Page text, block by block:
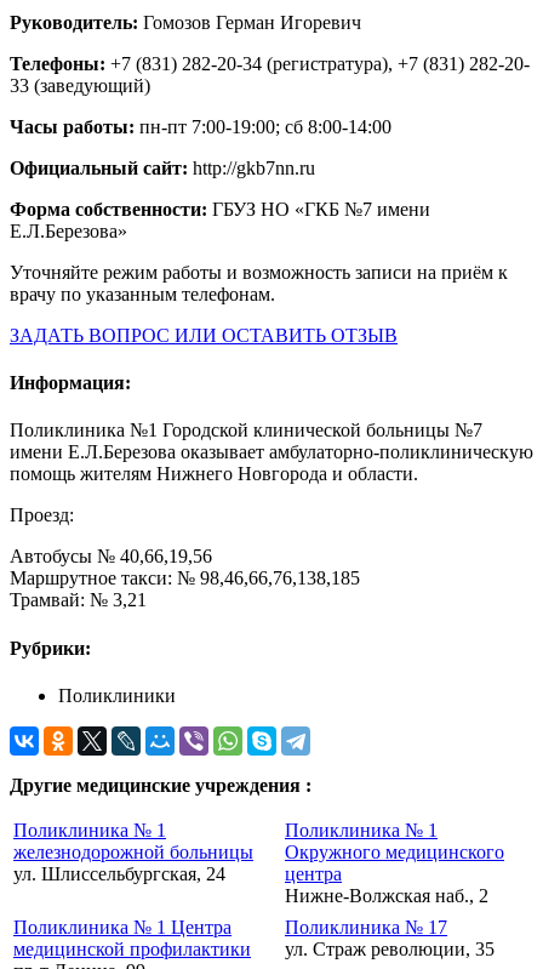
Руководитель: Гомозов Герман Игоревич
Телефоны: +7 (831) 282-20-34 (регистратура), +7 (831) 282-20-
33 (заведующий)
Часы работы: пн-пт 7:00-19:00; сб 8:00-14:00
Официальный сайт: http://gkb7nn.ru
Форма собственности: ГБУЗ НО «ГКБ №7 имени
Е.Л.Березова»
Уточняйте режим работы и возможность записи на приём к
врачу по указанным телефонам.
ЗАДАТЬ ВОПРОС ИЛИ ОСТАВИТЬ ОТЗЫВ
Информация:
Поликлиника №1 Городской клинической больницы №7
имени Е.Л.Березова оказывает амбулаторно-поликлиническую
помощь жителям Нижнего Новгорода и области.
Проезд:
Автобусы № 40,66,19,56
Маршрутное такси: № 98,46,66,76,138,185
Трамвай: № 3,21
Рубрики:
Поликлиники
Другие медицинские учреждения :
Поликлиника № 1
железнодорожной больницы
ул. Шлиссельбургская, 24
Поликлиника № 1
Окружного медицинского
центра
Нижне-Волжская наб., 2
Поликлиника № 1 Центра
медицинской профилактики
Поликлиника № 17
ул. Страж революции, 35